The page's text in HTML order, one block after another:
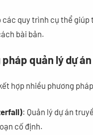
các quy trình cụ thể giúp
bài bản.
quản lý dự án
hợp nhiều phương
: Quản lý dự án
cố định.